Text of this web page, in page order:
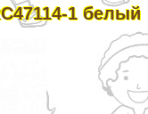
1 белый